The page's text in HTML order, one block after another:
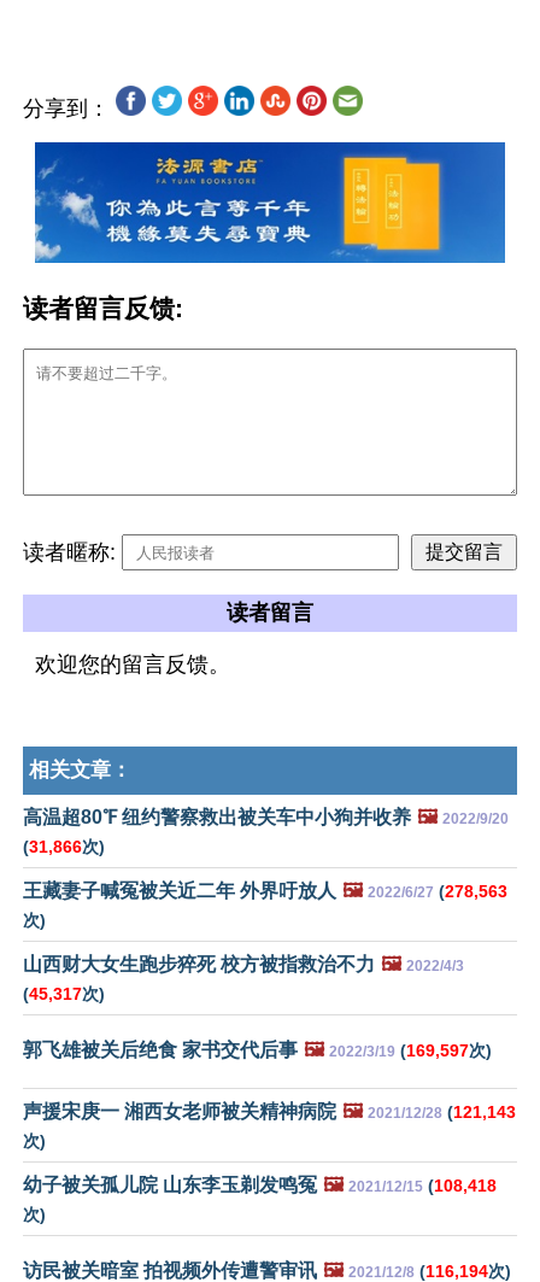
分享到：
读者留言反馈:
读者暱称:
读者留言
欢迎您的留言反馈。
相关文章：
高温超80℉ 纽约警察救出被关车中小狗并收养 🖼️ 2022/9/20
(31,866次)
王藏妻子喊冤被关近二年 外界吁放人 🖼️ 2022/6/27 (278,563
次)
山西财大女生跑步猝死 校方被指救治不力 🖼️ 2022/4/3
(45,317次)
郭飞雄被关后绝食 家书交代后事 🖼️ 2022/3/19 (169,597次)
声援宋庚一 湘西女老师被关精神病院 🖼️ 2021/12/28 (121,143
次)
幼子被关孤儿院 山东李玉剃发鸣冤 🖼️ 2021/12/15 (108,418
次)
访民被关暗室 拍视频外传遭警审讯 🖼️ 2021/12/8 (116,194次)